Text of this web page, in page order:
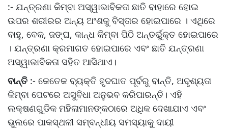
:- ଯନ୍ତ୍ରଣା କିମ୍ବା ଅସ୍ୱାଭାବିକତା ଛାତି ବାହାରେ ହୋଇ
ଉପର ଶରୀରର ଅନ୍ୟ ଅଂଶକୁ ବିସ୍ତାର ହୋଇପାରେ । ଏଥିରେ
ବାହୁ, ବେକ, ଜଙ୍ଘ, କାନ୍ଧ କିମ୍ବା ପିଠି ଅନ୍ତର୍ଭୁକ୍ତ ହୋଇପାରେ
। ଯନ୍ତ୍ରଣା କ୍ରମାଗତ ହୋଇପାରେ ଏବଂ ଛାତି ଯନ୍ତ୍ରଣା
ଅସ୍ୱାଭାବିକତା ସହିତ ଆସିଥାଏ।
ବାନ୍ତି :- କେତେକ ବ୍ୟକ୍ତି ହୃଦଘାତ ପୂର୍ବରୁ ବାନ୍ତି, ଅଦୃଶ୍ୟତା
କିମ୍ବା ପେଟରେ ଅସୁବିଧା ଅନୁଭବ କରିପାରନ୍ତି। ଏହି
ଲକ୍ଷଣଗୁଡିକ ମହିଳାମାନଙ୍କଠାରେ ଅଧିକ ଦେଖାଯାଏ ଏବଂ
ଭୁଲରେ ପାକସ୍ଥଳୀ ସମ୍ବନ୍ଧୀୟ ସମସ୍ୟାକୁ ଦାୟୀ